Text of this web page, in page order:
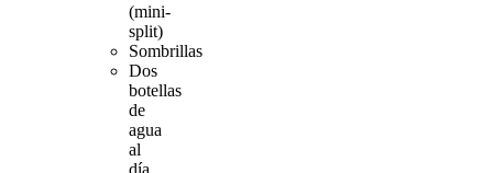
(mini-
split)
Sombrillas
Dos
botellas
de
agua
al
día